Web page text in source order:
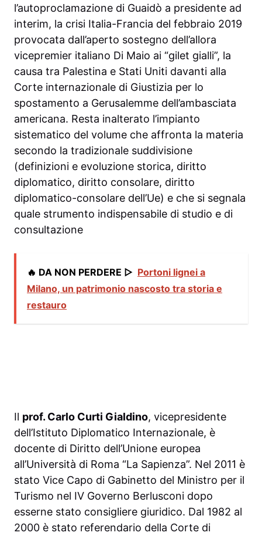
l’autoproclamazione di Guaidò a presidente ad
interim, la crisi Italia-Francia del febbraio 2019
provocata dall’aperto sostegno dell’allora
vicepremier italiano Di Maio ai “gilet gialli”, la
causa tra Palestina e Stati Uniti davanti alla
Corte internazionale di Giustizia per lo
spostamento a Gerusalemme dell’ambasciata
americana. Resta inalterato l’impianto
sistematico del volume che affronta la materia
secondo la tradizionale suddivisione
(definizioni e evoluzione storica, diritto
diplomatico, diritto consolare, diritto
diplomatico-consolare dell’Ue) e che si segnala
quale strumento indispensabile di studio e di
consultazione
🔥 DA NON PERDERE ▷ Portoni lignei a
Milano, un patrimonio nascosto tra storia e
restauro
Il prof. Carlo Curti Gialdino, vicepresidente
dell’Istituto Diplomatico Internazionale, è
docente di Diritto dell’Unione europea
all’Università di Roma “La Sapienza”. Nel 2011 è
stato Vice Capo di Gabinetto del Ministro per il
Turismo nel IV Governo Berlusconi dopo
esserne stato consigliere giuridico. Dal 1982 al
2000 è stato referendario della Corte di